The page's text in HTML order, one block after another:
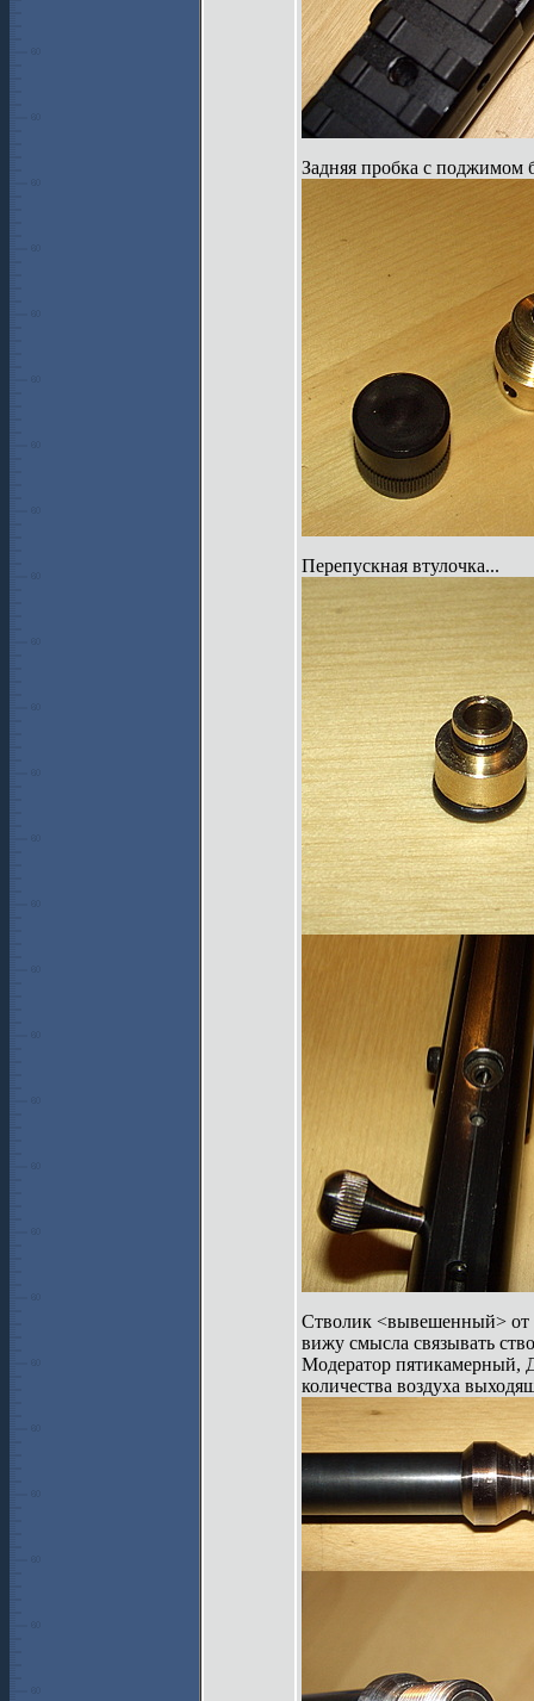
Задняя пробка с поджимом
Перепускная втулочка...
Стволик <вывешенный> от
вижу смысла связывать
Модератор пятикамерный,
количества воздуха